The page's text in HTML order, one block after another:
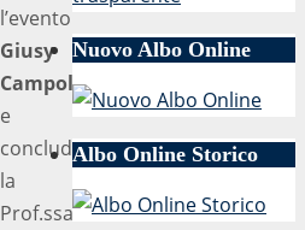
l’evento
Giusy
Campolo
e
concluderà
la
Prof.ssa
Nuovo Albo Online
Albo Online Storico